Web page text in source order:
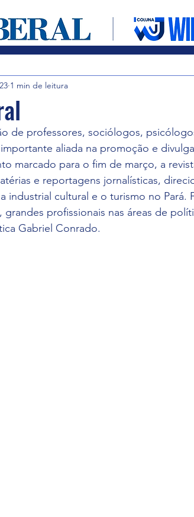
Cultura em foco
1 min de leitura
de professores, sociólogos,
aliada na promoção e
marcado para o fim de março, a
e reportagens jornalísticas,
industrial cultural e o turismo no Pará.
profissionais nas áreas de
Gabriel Conrado.